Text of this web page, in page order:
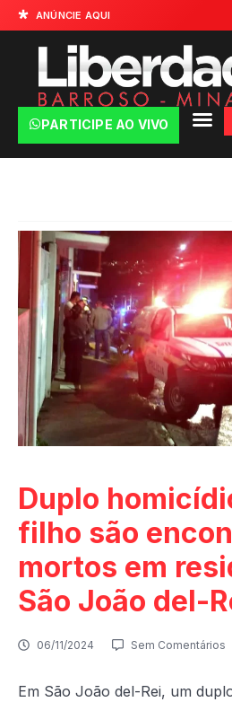
ANÚNCIE AQUI
PARTICIPE AO VIVO
Duplo
filho são
mortos em
São João del-
06/11/2024 Sem Comentários
Em São João del-Rei, um